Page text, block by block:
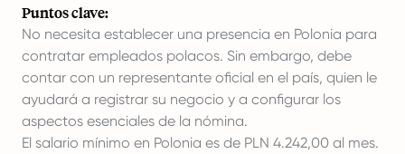
Puntos clave:
No necesita establecer una presencia en Polonia para
contratar empleados polacos. Sin embargo, debe
contar con un representante oficial en el país, quien le
ayudará a registrar su negocio y a configurar los
aspectos esenciales de la nómina.
El salario mínimo en Polonia es de PLN 4.242,00 al mes.